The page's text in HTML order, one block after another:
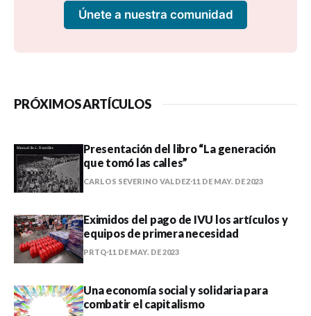
Únete a nuestra comunidad
PRÓXIMOS ARTÍCULOS
Presentación del libro “La generación
que tomó las calles”
CARLOS SEVERINO VALDEZ 11 DE MAY. DE 2023
Eximidos del pago de IVU los artículos y
equipos de primera necesidad
PRTQ 11 DE MAY. DE 2023
Una economía social y solidaria para
combatir el capitalismo